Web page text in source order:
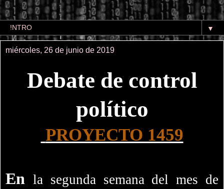
▼
miércoles, 26 de junio de 2019
Debate de control
político
PROYECTO 1459
En la segunda semana del mes de